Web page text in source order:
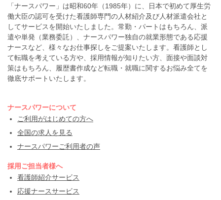
「ナースパワー」は昭和60年（1985年）に、日本で初めて厚生労
働大臣の認可を受けた看護師専門の人材紹介及び人材派遣会社と
してサービスを開始いたしました。常勤・パートはもちろん、派
遣や単発（業務委託）、ナースパワー独自の就業形態である応援
ナースなど、様々なお仕事探しをご提案いたします。看護師とし
て転職を考えている方や、採用情報が知りたい方、面接や面談対
策はもちろん、履歴書作成など転職・就職に関するお悩み全てを
徹底サポートいたします。
ナースパワーについて
ご利用がはじめての方へ
全国の求人を見る
ナースパワーご利用者の声
採用ご担当者様へ
看護師紹介サービス
応援ナースサービス